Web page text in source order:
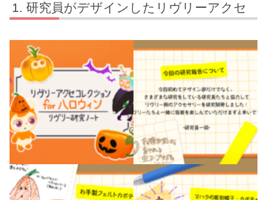
研究員がデザインしたリヴリーアクセ